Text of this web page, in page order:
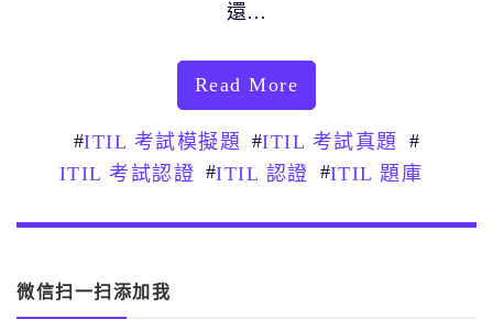
還…
Read More
#ITIL 考試模擬題 #ITIL 考試真題
#
ITIL 考試認證 #ITIL 認證 #ITIL 題庫
微信扫一扫添加我